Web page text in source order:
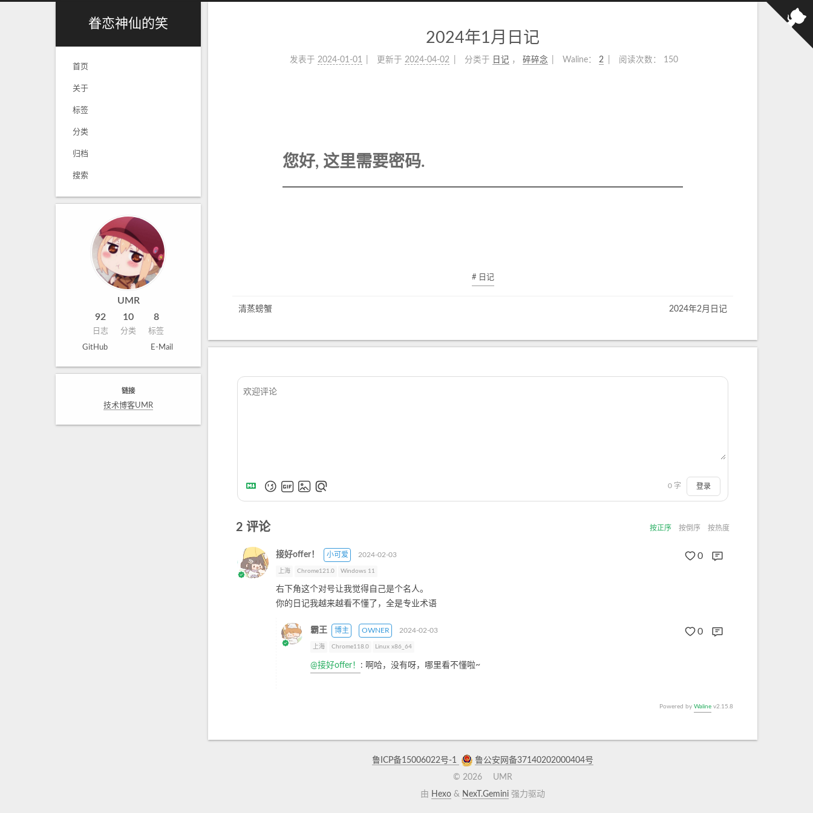
眷恋神仙的笑
首页
关于
标签
分类
归档
搜索
UMR
92
日志
10
分类
8
标签
GitHub E-Mail
链接
技术博客UMR
2024年1月日记
发表于 2024-01-01 更新于 2024-04-02 分类于 日记 ， 碎碎念 Waline： 2 阅读次数： 150
您好, 这里需要密码.
# 日记
清蒸螃蟹 2024年2月日记
0 字 登录
2 评论 按正序 按倒序 按热度
接好offer！ 小可爱 2024-02-03 0
上海 Chrome121.0 Windows 11
右下角这个对号让我觉得自己是个名人。
你的日记我越来越看不懂了，全是专业术语
霸王 博主 OWNER 2024-02-03 0
上海 Chrome118.0 Linux x86_64
@接好offer！ : 啊哈，没有呀，哪里看不懂啦~
Powered by Waline v2.15.8
鲁ICP备15006022号-1
鲁公安网备37140202000404号
© 2026
UMR
由 Hexo & NexT.Gemini 强力驱动